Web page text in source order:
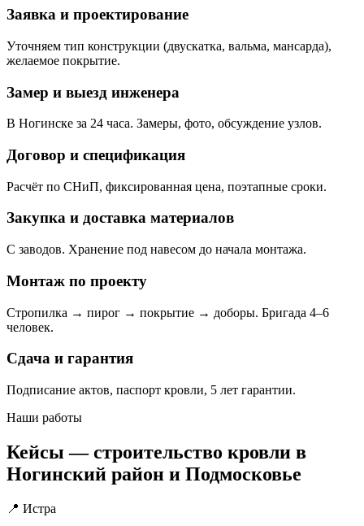
Заявка и проектирование
Уточняем тип конструкции (двускатка, вальма, мансарда),
желаемое покрытие.
Замер и выезд инженера
В Ногинске за 24 часа. Замеры, фото, обсуждение узлов.
Договор и спецификация
Расчёт по СНиП, фиксированная цена, поэтапные сроки.
Закупка и доставка материалов
С заводов. Хранение под навесом до начала монтажа.
Монтаж по проекту
Стропилка → пирог → покрытие → доборы. Бригада 4–6
человек.
Сдача и гарантия
Подписание актов, паспорт кровли, 5 лет гарантии.
Наши работы
Кейсы — строительство кровли в
Ногинский район и Подмосковье
📍 Истра